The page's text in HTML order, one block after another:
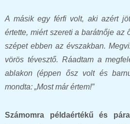
A másik egy férfi volt, aki azért
értette, miért szereti a barátnője az
szépet ebben az évszakban.
vörös tévesztő. Ráadtam a
ablakon (éppen ősz volt és
mondta: „Most már értem!”
Számomra példaértékű és